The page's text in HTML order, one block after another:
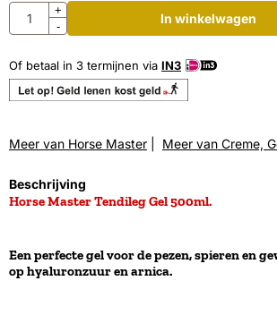
Aantal
+
-
In winkelwagen
Of betaal in 3 termijnen via IN3
Meer van Horse Master Meer van Creme,
Beschrijving
Horse Master Tendileg Gel 500ml.
Een perfecte gel voor de pezen, spieren en
op hyaluronzuur en arnica.